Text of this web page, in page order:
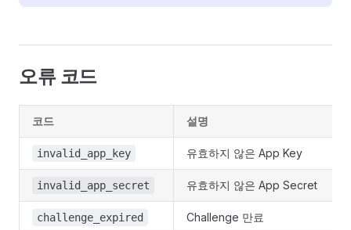
오류 코드
코드 설명
invalid_app_key 유효하지 않은 App Key
invalid_app_secret 유효하지 않은 App Secret
challenge_expired Challenge 만료